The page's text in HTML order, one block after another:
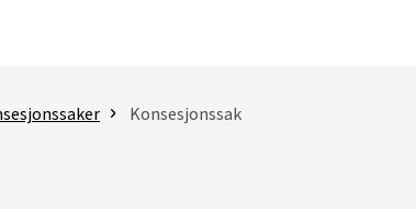
Konsesjonssak